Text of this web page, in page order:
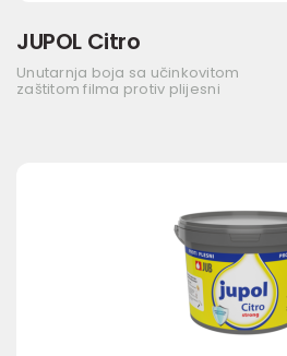
JUPOL Citro
Unutarnja boja sa učinkovitom
zaštitom filma protiv plijesni